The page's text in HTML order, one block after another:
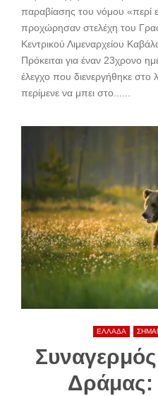
παραβίασης του νόμου «περί
προχώρησαν στελέχη του
Κεντρικού Λιμεναρχείου
Πρόκειται για έναν 23χρονο
έλεγχο που διενεργήθηκε στο
περίμενε να μπει στο......
ΕΛΛΑΔΑ
Δράμας: